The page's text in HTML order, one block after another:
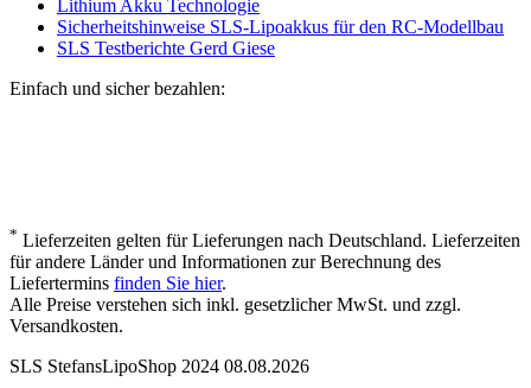
Lithium Akku Technologie
Sicherheitshinweise SLS-Lipoakkus für den RC-Modellbau
SLS Testberichte Gerd Giese
Einfach und sicher bezahlen:
* Lieferzeiten gelten für Lieferungen nach Deutschland. Lieferzeiten
für andere Länder und Informationen zur Berechnung des
Liefertermins finden Sie hier.
Alle Preise verstehen sich inkl. gesetzlicher MwSt. und zzgl.
Versandkosten.
SLS StefansLipoShop 2024 08.08.2026